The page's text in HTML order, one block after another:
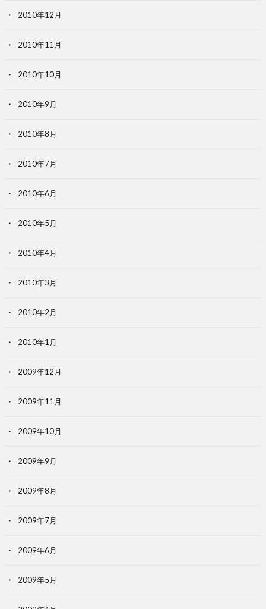
2010年12月
2010年11月
2010年10月
2010年9月
2010年8月
2010年7月
2010年6月
2010年5月
2010年4月
2010年3月
2010年2月
2010年1月
2009年12月
2009年11月
2009年10月
2009年9月
2009年8月
2009年7月
2009年6月
2009年5月